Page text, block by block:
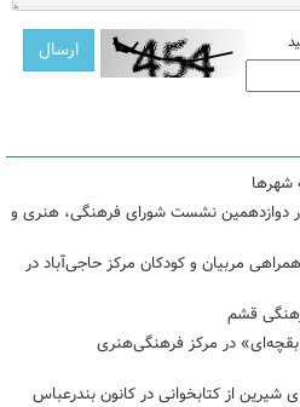
شهرها
دوازدهمین نشست شورای فرهنگی، هنری و
مربیان و کودکان مرکز حاجی‌آباد در
قشم
در مرکز فرهنگی‌هنری
شیرین از کتابخوانی در کانون بندرعباس